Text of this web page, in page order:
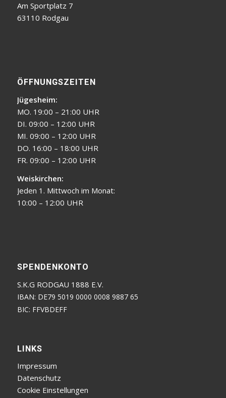
Am Sportplatz 7
63110 Rodgau
ÖFFNUNGSZEITEN
Jügesheim:
MO. 19:00 – 21:00 UHR
DI. 09:00 – 12:00 UHR
MI. 09:00 – 12:00 UHR
DO. 16:00 – 18:00 UHR
FR. 09:00 – 12:00 UHR
Weiskirchen:
Jeden 1. Mittwoch im Monat:
10:00 – 12:00 UHR
SPENDENKONTO
S.K.G RODGAU 1888 E.V.
IBAN: DE79 5019 0000 0008 9887 65
BIC: FFVBDEFF
LINKS
Impressum
Datenschutz
Cookie Einstellungen